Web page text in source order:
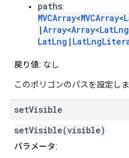
paths:
MVCArray<MVCArray<
|Array<Array<LatLng
LatLng |
戻り値: なし
このポリゴンのパスを設定しま
setVisible
setVisible(visible)
パラメータ: